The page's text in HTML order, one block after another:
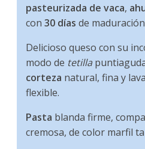
pasteurizada de vaca,
con30 días de
Delicioso queso con su
modo de tetilla
corteza natural, fina y
flexible.
Pasta blanda firme,
cremosa, de color marfil